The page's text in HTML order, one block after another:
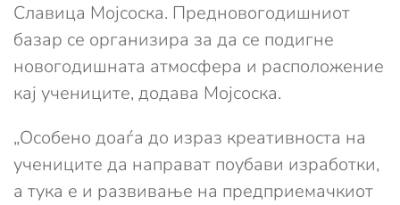
Славица Мојсоска. Предновогодишниот
базар се организира за да се подигне
новогодишната атмосфера и расположение
кај учениците, додава Мојсоска.
„Особено доаѓа до израз креативноста на
учениците да направат поубави изработки,
а тука е и развивање на предприемачкиот